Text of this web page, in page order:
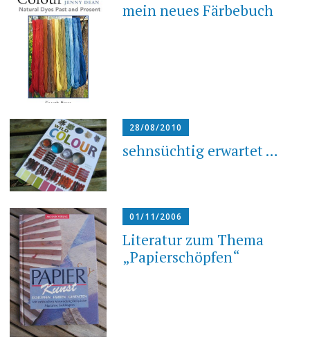
mein neues Färbebuch
28/08/2010
sehnsüchtig erwartet …
01/11/2006
Literatur zum Thema
„Papierschöpfen“